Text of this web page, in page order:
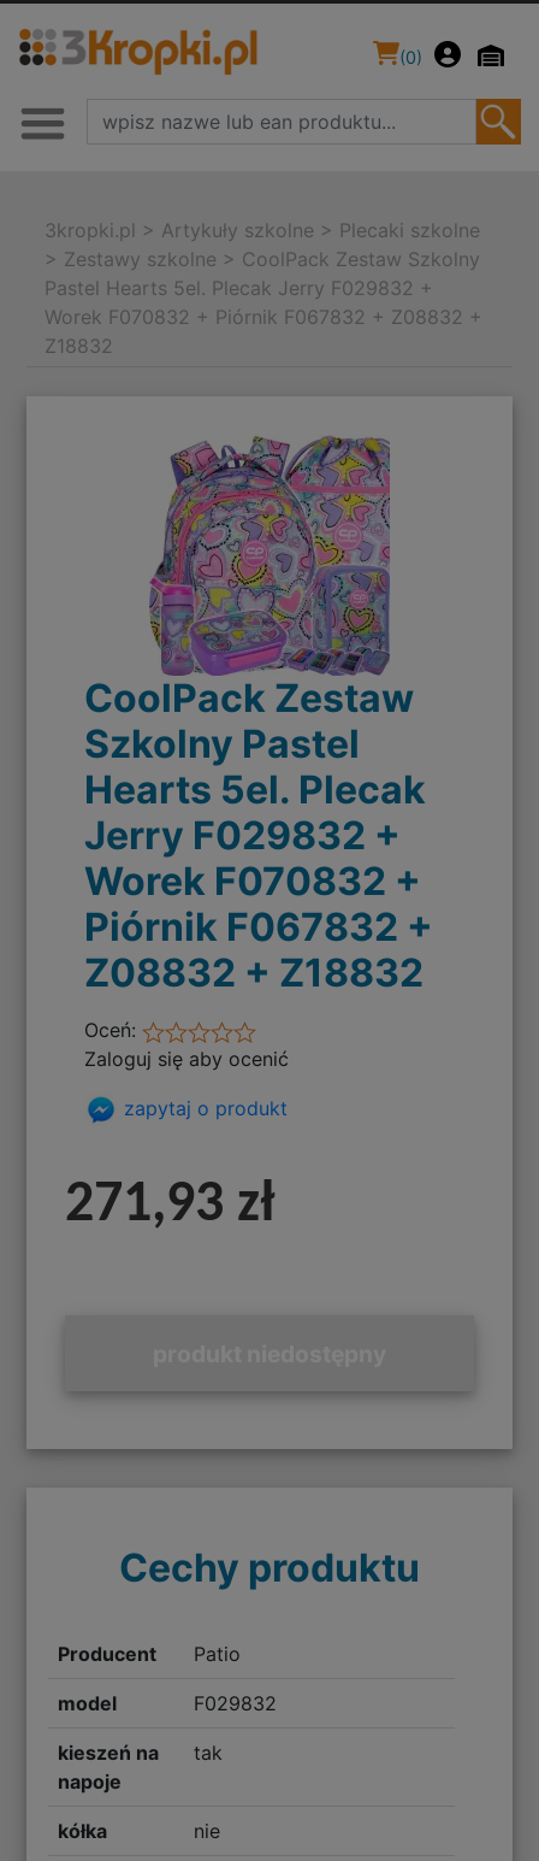
(0)
3kropki.pl > Artykuły szkolne > Plecaki szkolne
> Zestawy szkolne > CoolPack Zestaw Szkolny
Pastel Hearts 5el. Plecak Jerry F029832 +
Worek F070832 + Piórnik F067832 + Z08832 +
Z18832
CoolPack Zestaw
Szkolny Pastel
Hearts 5el. Plecak
Jerry F029832 +
Worek F070832 +
Piórnik F067832 +
Z08832 + Z18832
Oceń:
Zaloguj się aby ocenić
zapytaj o produkt
271,93 zł
Cechy produktu
Producent Patio
model F029832
kieszeń na
napoje
tak
kółka nie